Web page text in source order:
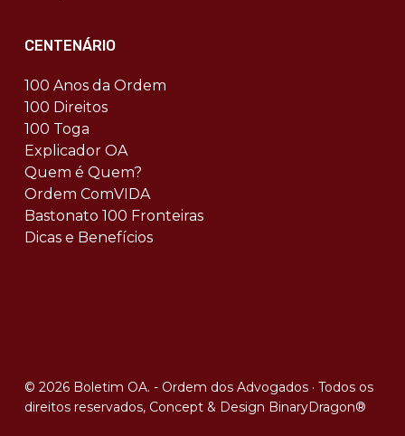
CENTENÁRIO
100 Anos da Ordem
100 Direitos
100 Toga
Explicador OA
Quem é Quem?
Ordem ComVIDA
Bastonato 100 Fronteiras
Dicas e Benefícios
© 2026 Boletim OA. - Ordem dos Advogados · Todos os
direitos reservados, Concept & Design BinaryDragon®